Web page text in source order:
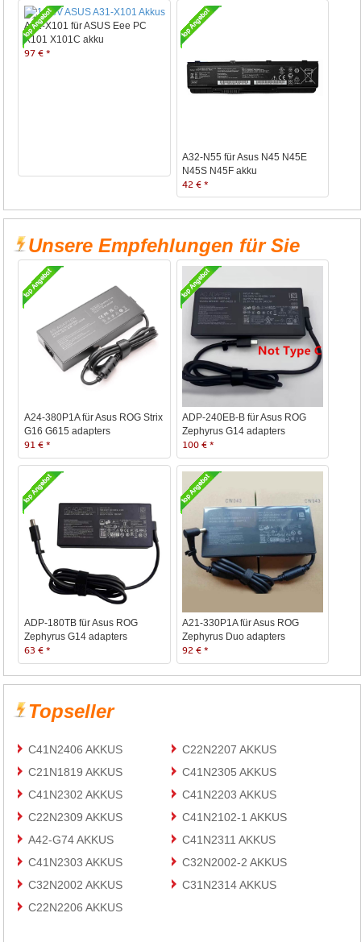
A31-X101 für ASUS Eee PC
X101 X101C akku
97 € *
A32-N55 für Asus N45 N45E
N45S N45F akku
42 € *
Unsere Empfehlungen für Sie
A24-380P1A für Asus ROG Strix
G16 G615 adapters
91 € *
ADP-240EB-B für Asus ROG
Zephyrus G14 adapters
100 € *
ADP-180TB für Asus ROG
Zephyrus G14 adapters
63 € *
A21-330P1A für Asus ROG
Zephyrus Duo adapters
92 € *
Topseller
C41N2406 AKKUS
C22N2207 AKKUS
C21N1819 AKKUS
C41N2305 AKKUS
C41N2302 AKKUS
C41N2203 AKKUS
C22N2309 AKKUS
C41N2102-1 AKKUS
A42-G74 AKKUS
C41N2311 AKKUS
C41N2303 AKKUS
C32N2002-2 AKKUS
C32N2002 AKKUS
C31N2314 AKKUS
C22N2206 AKKUS